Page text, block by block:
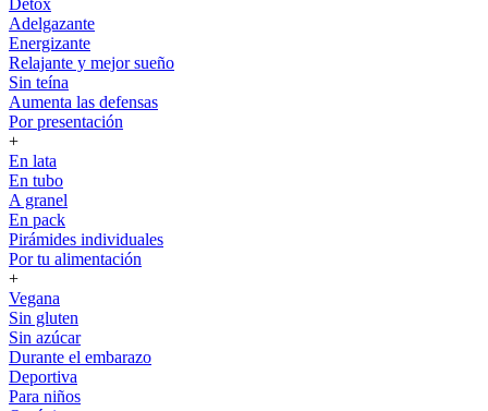
Detox
Adelgazante
Energizante
Relajante y mejor sueño
Sin teína
Aumenta las defensas
Por presentación
+
En lata
En tubo
A granel
En pack
Pirámides individuales
Por tu alimentación
+
Vegana
Sin gluten
Sin azúcar
Durante el embarazo
Deportiva
Para niños